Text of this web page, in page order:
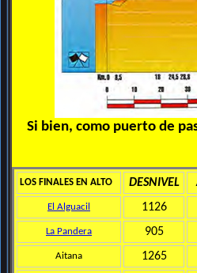
Si bien, como puerto de
LOS FINALES EN ALTO DESNIVEL
El Alguacil 1126
La Pandera 905
Aitana 1265